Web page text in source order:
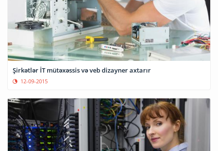
Şirkətlər İT mütəxəssis və veb dizayner axtarır
12-09-2015